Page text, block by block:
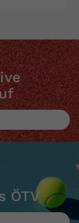
ÖTV